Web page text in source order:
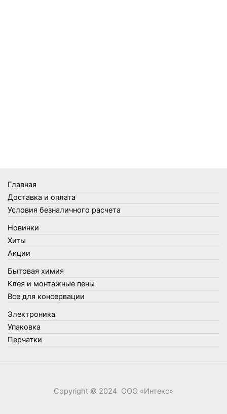
Товары для кухни
Товары для сада и огорода
Товары для туризма и отдыха
Упаковка
Утеплители и прочее
Фонари, лампы и удлинители
Хозяйственные товары
Швабры, стекломои, черенки и насадки
Шнуры, веревки и шпагаты
Электроника
Элементы питания
Главная
Доставка и оплата
Условия безналичного расчета
Новинки
Хиты
Акции
Бытовая химия
Клея и монтажные пены
Все для консервации
Электроника
Упаковка
Перчатки
Copyright © 2024 ООО «‎Интекс»‎